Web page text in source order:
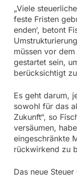
„Viele
feste Fristen
enden‘, betont
müssen vor
gestartet sein,
berücksichtigt
Es geht darum,
sowohl für das
Zukunft“, so
versäumen,
eingeschränkte
rückwirkend zu
Das neue